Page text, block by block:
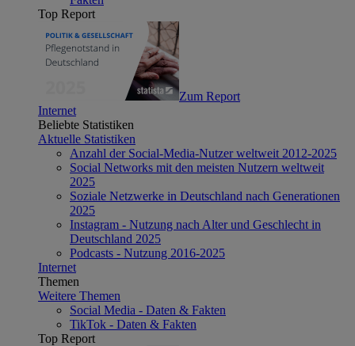
Top Report
Zum Report
Internet
Beliebte Statistiken
Aktuelle Statistiken
Anzahl der Social-Media-Nutzer weltweit 2012-2025
Social Networks mit den meisten Nutzern weltweit
2025
Soziale Netzwerke in Deutschland nach Generationen
2025
Instagram - Nutzung nach Alter und Geschlecht in
Deutschland 2025
Podcasts - Nutzung 2016-2025
Internet
Themen
Weitere Themen
Social Media - Daten & Fakten
TikTok - Daten & Fakten
Top Report